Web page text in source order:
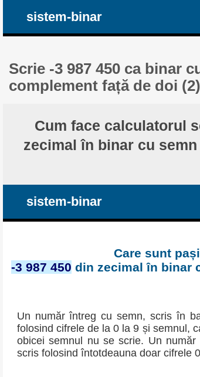
sistem-binar
Scrie -3 987 450 ca binar
complement față de doi (2)
Cum face calculatorul
zecimal în binar cu
sistem-binar
Care sunt
-3 987 450 din zecimal în binar
Un număr întreg cu semn, scris în
folosind cifrele de la 0 la 9 și semnul,
obicei semnul nu se scrie. Un
scris folosind întotdeauna doar cifrele